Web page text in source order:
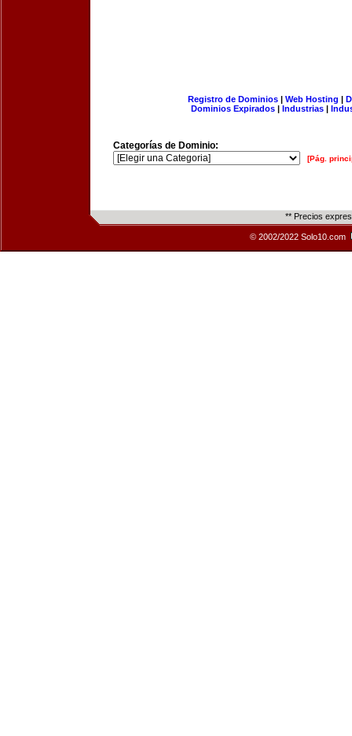
Registro de Dominios| Web Hosting |
Dominios Expirados | Industrias |
Categorías de Dominio:
[Pág.
** Precios
© 2002/2022 Solo10.com